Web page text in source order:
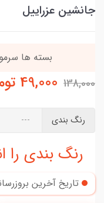
جانشین عزراییل
138,000
49,000
رنگ بندی
رنگ بندی را
تاریخ آخرین